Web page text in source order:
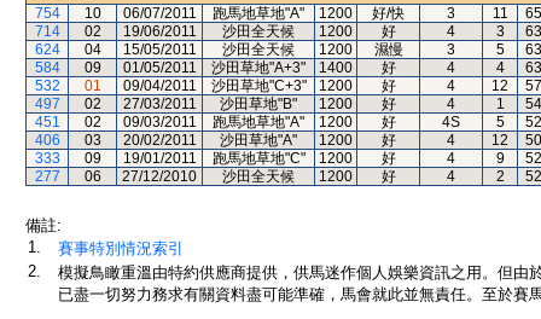
754
10 06/07/2011 跑馬地草地"A" 1200 好/快 3 11
65
714
02 19/06/2011 沙田全天候 1200 好 4 3
63
624
04 15/05/2011 沙田全天候 1200 濕慢 3 5
63
584
09 01/05/2011 沙田草地"A+3" 1400 好 4 4
63
532
01 09/04/2011 沙田草地"C+3" 1200 好 4 12
57
497
02 27/03/2011 沙田草地"B" 1200 好 4 1
54
451
02 09/03/2011 跑馬地草地"A" 1200 好 4S 5
52
406
03 20/02/2011 沙田草地"A" 1200 好 4 12
50
333
09 19/01/2011 跑馬地草地"C" 1200 好 4 9
52
277
06 27/12/2010 沙田全天候 1200 好 4 2 52
備註:
1.
賽事特別情況索引
2.
模擬鳥瞰重溫由特約供應商提供，供馬迷作個人娛樂資訊之用。但
已盡一切努力務求有關資料盡可能準確，馬會就此並無責任。至於賽